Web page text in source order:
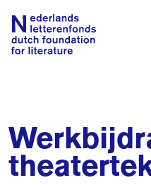
Activiteiten